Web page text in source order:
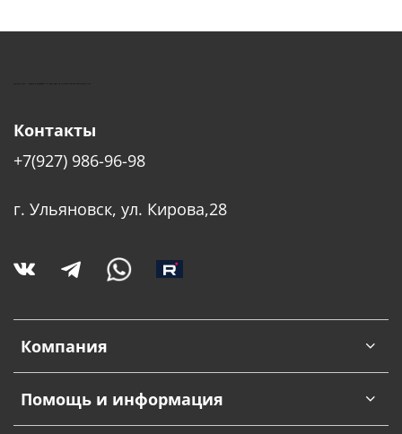
КУШТУТ - ОБОРУДОВАНИЕ ДЛЯ САЛОНОВ КРАСОТЫ
Компания
Помощь и информация
Контакты
+7(927) 986-96-98
г. Ульяновск, ул. Кирова,28